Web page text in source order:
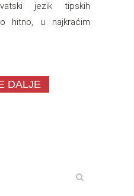
jezik tipskih
hitno, u najkraćim
DALJE